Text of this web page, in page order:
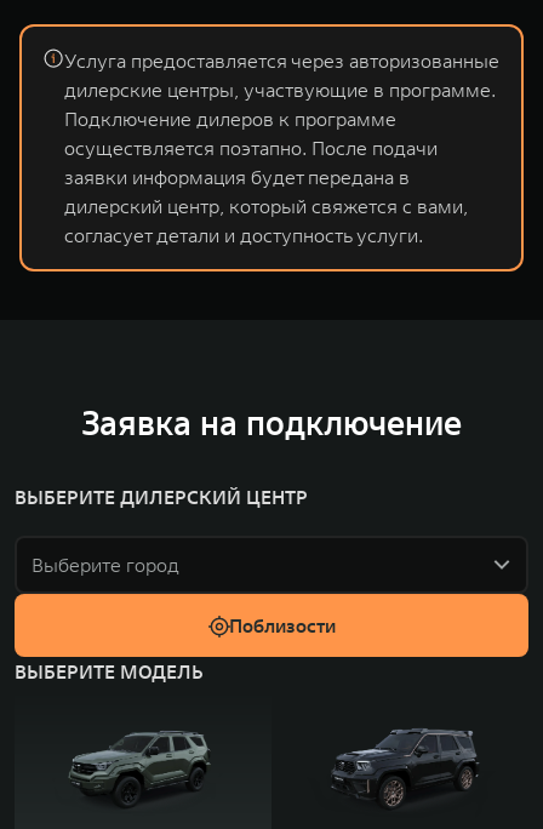
Услуга предоставляется через авторизованные
дилерские центры, участвующие в программе.
Подключение дилеров к программе
осуществляется поэтапно. После подачи
заявки информация будет передана в
дилерский центр, который свяжется с вами,
согласует детали и доступность услуги.
Заявка на подключение
ВЫБЕРИТЕ МОДЕЛЬ
ВЫБЕРИТЕ ДИЛЕРСКИЙ ЦЕНТР
Выберите город
Поблизости